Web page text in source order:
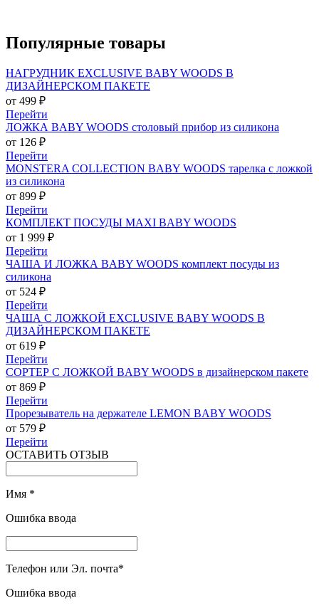
Популярные товары
НАГРУДНИК EXCLUSIVE BABY WOODS В
ДИЗАЙНЕРСКОМ ПАКЕТЕ
от 499 ₽
Перейти
ЛОЖКА BABY WOODS столовый прибор из силикона
от 126 ₽
Перейти
MONSTERA COLLECTION BABY WOODS тарелка с ложкой
из силикона
от 899 ₽
Перейти
КОМПЛЕКТ ПОСУДЫ MAXI BABY WOODS
от 1 999 ₽
Перейти
ЧАША И ЛОЖКА BABY WOODS комплект посуды из
силикона
от 524 ₽
Перейти
ЧАША С ЛОЖКОЙ EXCLUSIVE BABY WOODS В
ДИЗАЙНЕРСКОМ ПАКЕТЕ
от 619 ₽
Перейти
СОРТЕР С ЛОЖКОЙ BABY WOODS в дизайнерском пакете
от 869 ₽
Перейти
Прорезыватель на держателе LEMON BABY WOODS
от 579 ₽
Перейти
ОСТАВИТЬ ОТЗЫВ
Имя *
Ошибка ввода
Телефон или Эл. почта*
Ошибка ввода